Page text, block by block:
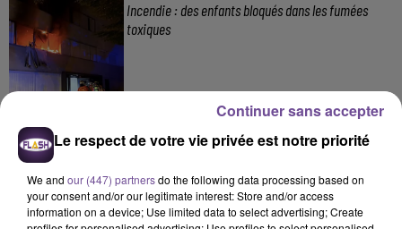
Incendie : des enfants bloqués dans les fumées
toxiques
DERNIERS TITRES
Le respect de votre vie privée est notre priorité
We and our (447) partnersdo the following data processing based on
your consent and/or our legitimate interest: Store and/or access
information on a device; Use limited data to select advertising; Create
Continuer sans accepter